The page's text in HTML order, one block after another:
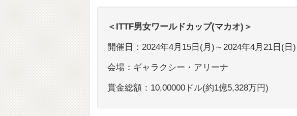
＜ITTF男女ワールドカップ(マカオ)＞
開催日：2024年4月15日(月)～2024年4月21日(日)
会場：ギャラクシー・アリーナ
賞金総額：10,00000ドル(約1億5,328万円)